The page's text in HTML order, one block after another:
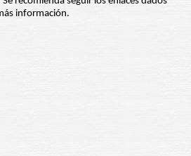
información.